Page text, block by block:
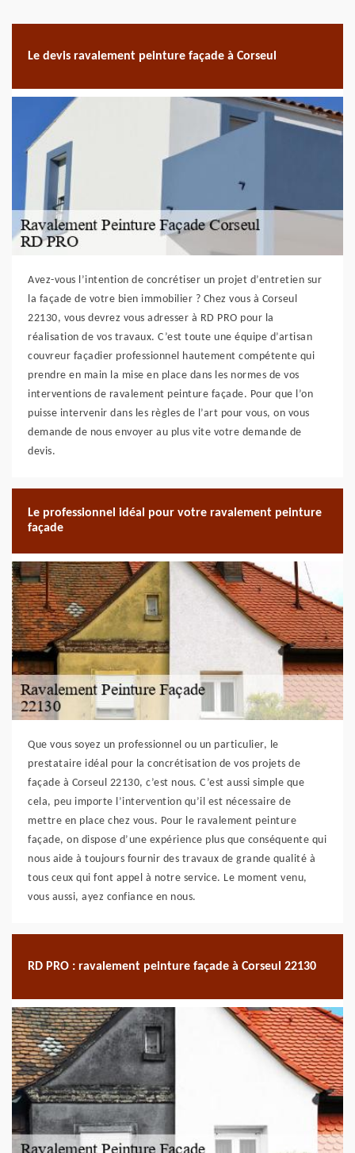
Le devis ravalement peinture façade à Corseul
Avez-vous l’intention de concrétiser un projet d’entretien sur
la façade de votre bien immobilier ? Chez vous à Corseul
22130, vous devrez vous adresser à RD PRO pour la
réalisation de vos travaux. C’est toute une équipe d’artisan
couvreur façadier professionnel hautement compétente qui
prendre en main la mise en place dans les normes de vos
interventions de ravalement peinture façade. Pour que l’on
puisse intervenir dans les règles de l’art pour vous, on vous
demande de nous envoyer au plus vite votre demande de
devis.
Le professionnel idéal pour votre ravalement peinture
façade
Que vous soyez un professionnel ou un particulier, le
prestataire idéal pour la concrétisation de vos projets de
façade à Corseul 22130, c’est nous. C’est aussi simple que
cela, peu importe l’intervention qu’il est nécessaire de
mettre en place chez vous. Pour le ravalement peinture
façade, on dispose d’une expérience plus que conséquente qui
nous aide à toujours fournir des travaux de grande qualité à
tous ceux qui font appel à notre service. Le moment venu,
vous aussi, ayez confiance en nous.
RD PRO : ravalement peinture façade à Corseul 22130